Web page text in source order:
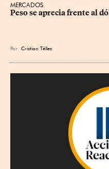
MERCADOS
Peso se aprecia frente al
Por Cristian Téllez